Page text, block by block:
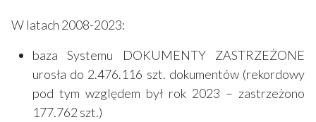
W latach 2008-2023:
baza Systemu DOKUMENTY ZASTRZEŻONE
urosła do 2.476.116 szt. dokumentów (rekordowy
pod tym względem był rok 2023 – zastrzeżono
177.762 szt.)